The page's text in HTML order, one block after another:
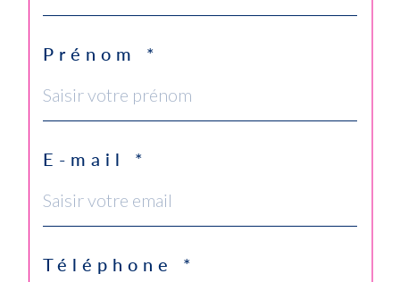
Prénom *
E-mail *
Téléphone *